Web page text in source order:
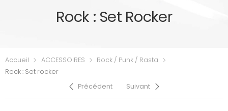
Rock : Set Rocker
Accueil ACCESSOIRES
Rock / Punk / Rasta
Rock : Set rocker
Précédent
Suivant